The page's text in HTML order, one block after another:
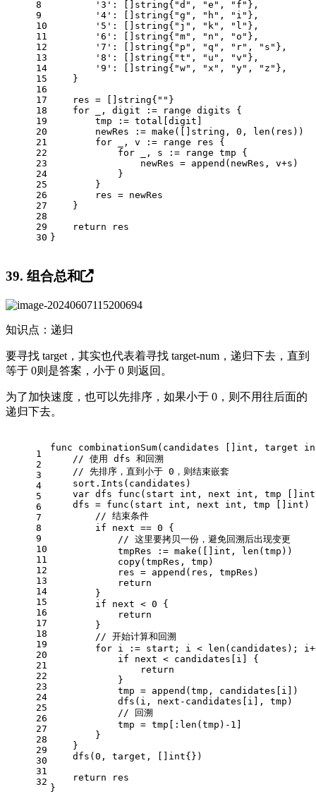
8
9
10
11
12
13
14
15
16
17
18
19
20
21
22
23
24
25
26
27
28
29
30
'3' : [] string{ "d" , "e" , "f" },
'4' : [] string{ "g" , "h" , "i" },
'5' : [] string{ "j" , "k" , "l" },
'6' : [] string{ "m" , "n" , "o" },
'7' : [] string{ "p" , "q" , "r" , "s" },
'8' : [] string{ "t" , "u" , "v" },
'9' : [] string{ "w" , "x" , "y" , "z" },
    }
    res = []
string{ "" }
for _, digit := range digits {
        tmp := total[digit]
        newRes :=
make ([] string , 0 , len (res))
for _, v := range res {
for _, s := range tmp {
                newRes =
append (newRes, v+s)
            }
        }
        res = newRes
    }
return res
}
39. 组合总和
知识点：递归
要寻找 target，其实也代表着寻找 target-num，递归下去，直到
等于 0则是答案，小于 0 则返回。
为了加快速度，也可以先排序，如果小于 0，则不用往后面的
递归下去。
1
2
3
4
5
6
7
8
9
10
11
12
13
14
15
16
17
18
19
20
21
22
23
24
25
26
27
28
29
30
31
32
func combinationSum(candidates [] int , target
// 使用 dfs 和回溯
// 先排序，直到小于 0，则结束嵌套
    sort.Ints(candidates)
var dfs func (start int , next int , tmp [] int
    dfs =
func (start int , next int , tmp [] int )
// 结束条件
if next == 0 {
// 这里要拷贝一份，避免回溯后出现变更
            tmpRes :=
make ([] int , len (tmp))
copy(tmpRes, tmp)
            res =
append (res, tmpRes)
return
        }
if next < 0 {
return
        }
// 开始计算和回溯
for i := start; i < len (candidates);
if next < candidates[i] {
return
            }
            tmp =
append (tmp, candidates[i])
            dfs(i, next-candidates[i], tmp)
// 回溯
            tmp = tmp[:
len (tmp) -1 ]
        }
    }
    dfs(
0 , target, [] int{})
return res
}